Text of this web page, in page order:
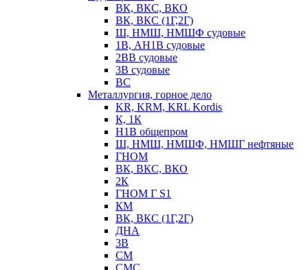
ВК, ВКС, ВКО
ВК, ВКС (1Г,2Г)
Ш, НМШ, НМШФ судовые
1В, АН1В судовые
2ВВ судовые
3В судовые
ВС
Металлургия, горное дело
KR, KRM, KRL Kordis
К, 1К
Н1В общепром
Ш, НМШ, НМШФ, НМШГ нефтяные
ГНОМ
ВК, ВКС, ВКО
2К
ГНОМ Г S1
КМ
ВК, ВКС (1Г,2Г)
ДНА
3В
СМ
СМС